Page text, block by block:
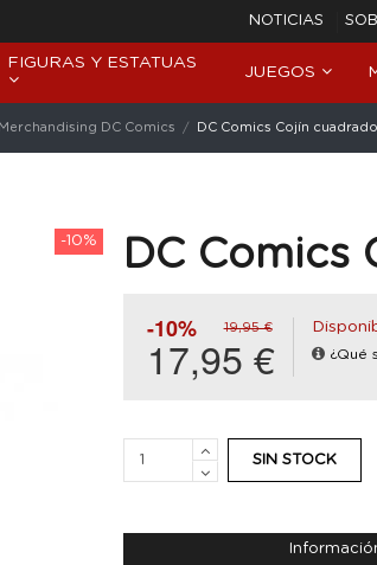
NOTICIAS
FIGURAS Y ESTATUAS
JUEGOS
Merchandising DC Comics DC Comics Cojín
-10% DC Comics
-10% 19,95 €
17,95 € ¿Qué
SIN STOCK